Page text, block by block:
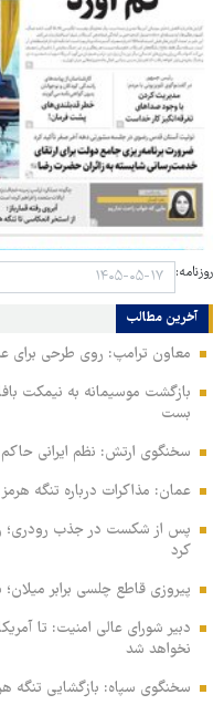
روزنامه:
آخرین مطالب
معاون ترامپ: روی طرحی برای
بازگشت موسیمانه به نیمکت
بست
سخنگوی ارتش: نظم ایرانی
عمان: مذاکرات درباره تنگه
پس از شکست در جذب رودری؛
کرد
پیروزی قاطع چلسی برابر
دبیر شورای عالی امنیت: تا
نخواهد شد
سخنگوی سپاه: بازگشایی تنگه